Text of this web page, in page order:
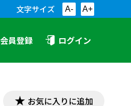
文字サイズ A- A+
会員登録 ログイン
お気に入りに追加